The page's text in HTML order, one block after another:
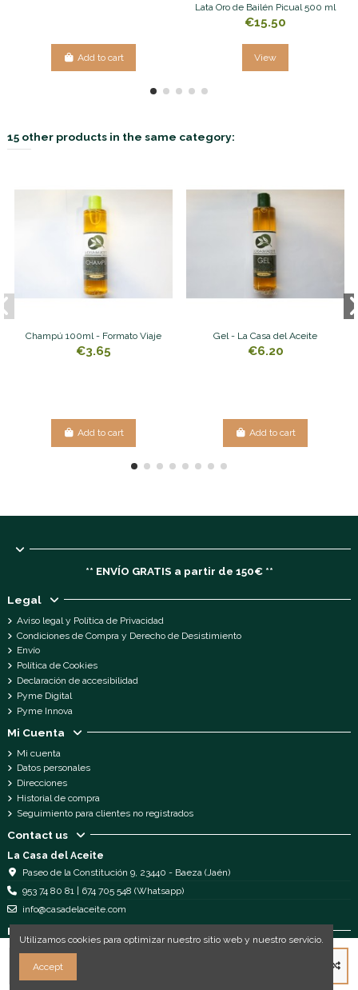
Add to cart
Lata Oro de Bailén Picual 500 ml
€15.50
View
15 other products in the same category:
Champú 100ml - Formato Viaje
€3.65
Add to cart
Gel - La Casa del Aceite
€6.20
Add to cart
** ENVÍO GRATIS a partir de 150€ **
Legal
Aviso legal y Política de Privacidad
Condiciones de Compra y Derecho de Desistimiento
Envío
Política de Cookies
Declaración de accesibilidad
Pyme Digital
Pyme Innova
Mi Cuenta
Mi cuenta
Datos personales
Direcciones
Historial de compra
Seguimiento para clientes no registrados
Contact us
La Casa del Aceite
Paseo de la Constitución 9, 23440 - Baeza (Jaén)
953 74 80 81 | 674 705 548 (Whatsapp)
info@casadelaceite.com
Follow us
Utilizamos cookies para optimizar nuestro sitio web y nuestro servicio.
Accept